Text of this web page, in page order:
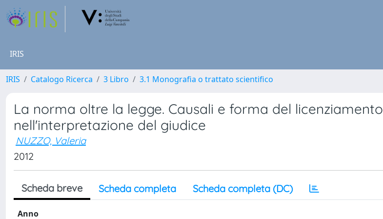
IRIS
IRIS Catalogo Ricerca 3 Libro 3.1 Monografia o trattato scientifico
La norma oltre la legge. Causali e forma del licenziamento
nell'interpretazione del giudice
NUZZO, Valeria
2012
Scheda breve Scheda completa Scheda completa (DC)
Anno